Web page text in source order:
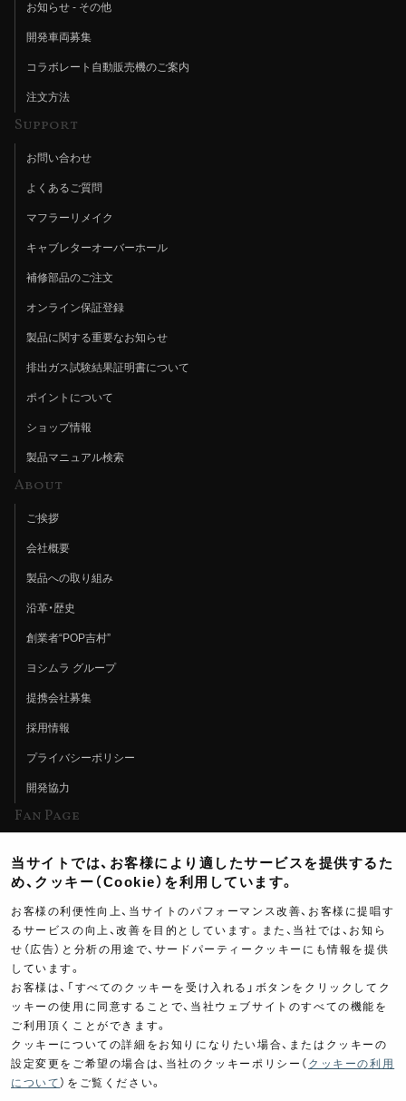
お知らせ - その他
開発車両募集
コラボレート自動販売機のご案内
注文方法
Support
お問い合わせ
よくあるご質問
マフラーリメイク
キャブレターオーバーホール
補修部品のご注文
オンライン保証登録
製品に関する重要なお知らせ
排出ガス試験結果証明書について
ポイントについて
ショップ情報
製品マニュアル検索
About
ご挨拶
会社概要
製品への取り組み
沿革・歴史
創業者“POP吉村”
ヨシムラ グループ
提携会社募集
採用情報
プライバシーポリシー
開発協力
Fan Page
ヨシムラTV
イベント情報
イベントスケジュール
ツーリングブレイクタイム
製品ポスター
当サイトでは、お客様により適したサービスを提供するた
め、クッキー（Cookie）を利用しています。
お客様の利便性向上、当サイトのパフォーマンス改善、お客様に提唱す
るサービスの向上、改善を目的としています。また、当社では、お知ら
せ（広告）と分析の用途で、サードパーティークッキーにも情報を提供
しています。
お客様は、「すべてのクッキーを受け入れる」ボタンをクリックしてク
ッキーの使用に同意することで、当社ウェブサイトのすべての機能を
ご利用頂くことができます。
クッキーについての詳細をお知りになりたい場合、またはクッキーの
設定変更をご希望の場合は、当社のクッキーポリシー（ クッキーの利用
について ）をご覧ください。